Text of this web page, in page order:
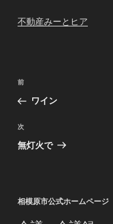
不動産みーと ヒア
投
ナ
ビ
ゲ
ン
前
の
稿
前
ワイン
次
の
次
無灯火で
相模原市公式ホームページ